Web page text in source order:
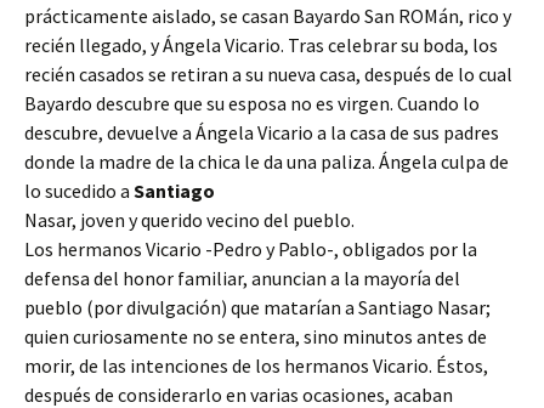
prácticamente aislado, se casan Bayardo San ROMán, rico y
recién llegado, y Ángela Vicario. Tras celebrar su boda, los
recién casados se retiran a su nueva casa, después de lo cual
Bayardo descubre que su esposa no es virgen. Cuando lo
descubre, devuelve a Ángela Vicario a la casa de sus padres
donde la madre de la chica le da una paliza. Ángela culpa de
lo sucedido a Santiago
Nasar, joven y querido vecino del pueblo.
Los hermanos Vicario -Pedro y Pablo-, obligados por la
defensa del honor familiar, anuncian a la mayoría del
pueblo (por divulgación) que matarían a Santiago Nasar;
quien curiosamente no se entera, sino minutos antes de
morir, de las intenciones de los hermanos Vicario. Éstos,
después de considerarlo en varias ocasiones, acaban